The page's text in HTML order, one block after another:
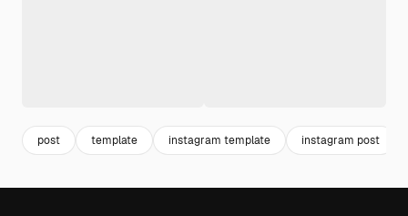
post template instagram template instagram post